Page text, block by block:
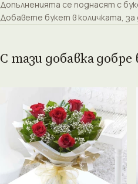
Допълненията се поднасят с
Добавете букет в количката,
С тази добавка добре